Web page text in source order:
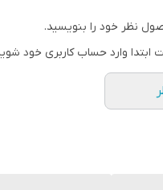
نظر خود را بنویسید.
ابتدا وارد حساب کاربری خود